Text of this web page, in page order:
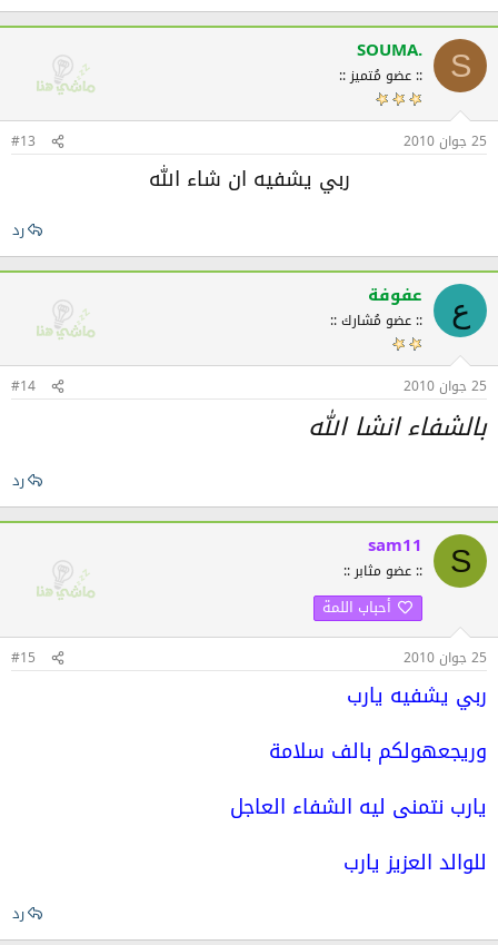
S
SOUMA.
:: عضو مُتميز ::
25 جوان 2010 #13
ربي يشفيه ان شاء الله
رد
ع عفوفة
:: عضو مُشارك ::
25 جوان 2010 #14
بالشفاء انشا الله
رد
S
sam11
:: عضو مثابر ::
أحباب اللمة
25 جوان 2010 #15
ربي يشفيه يارب
وريجعهولكم بالف سلامة
يارب نتمنى ليه الشفاء العاجل
للوالد العزيز يارب
رد